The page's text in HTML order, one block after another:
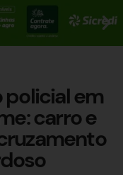
policial em
carro e